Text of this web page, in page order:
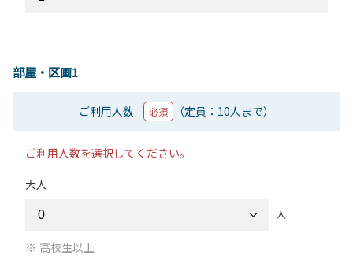
部屋・区画1
ご利用人数 必須 （定員：10人まで）
ご利用人数を選択してください。
大人
人
高校生以上